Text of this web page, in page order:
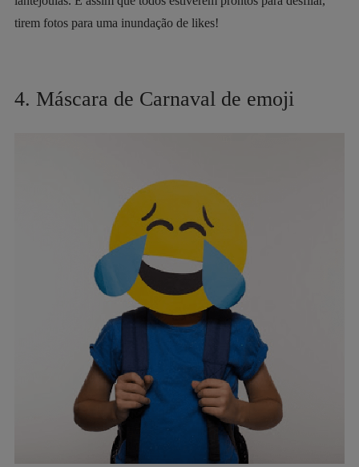
tirem fotos para uma inundação de likes!
4. Máscara de Carnaval de emoji